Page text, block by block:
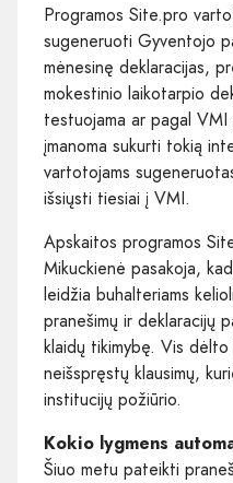
Programos Site.pro
sugeneruoti Gyventojo
mėnesinę deklaracijas,
mokestinio laikotarpio
testuojama ar pagal
įmanoma sukurti tokią
vartotojams
išsiųsti tiesiai į VMI.
Apskaitos programos
Mikuckienė pasakoja,
leidžia buhalteriams
pranešimų ir deklaracijų
klaidų tikimybę. Vis
neišspręstų klausimų,
institucijų požiūrio.
Kokio lygmens
Šiuo metu pateikti